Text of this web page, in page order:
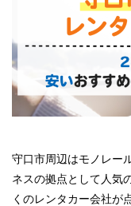
守口市周辺はモノレー
ネスの拠点として人気
くのレンタカー会社が